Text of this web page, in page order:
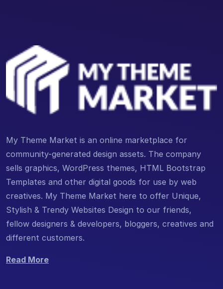
My Theme Market is an online marketplace for
community-generated design assets. The company
sells graphics, WordPress themes, HTML Bootstrap
Templates and other digital goods for use by web
creatives. My Theme Market here to offer Unique,
Stylish & Trendy Websites Design to our friends,
fellow designers & developers, bloggers, creatives and
different customers.
Read More